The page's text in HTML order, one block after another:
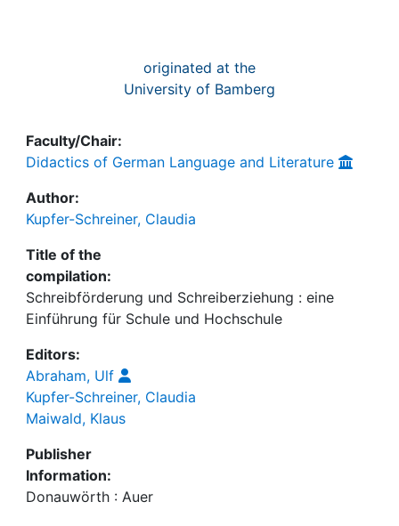
originated at the
University of Bamberg
Faculty/Chair:
Didactics of German Language and Literature
Author:
Kupfer-Schreiner, Claudia
Title of the
compilation:
Schreibförderung und Schreiberziehung : eine
Einführung für Schule und Hochschule
Editors:
Abraham, Ulf
Kupfer-Schreiner, Claudia
Maiwald, Klaus
Publisher
Information:
Donauwörth : Auer